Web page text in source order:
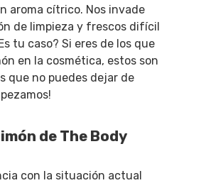
aroma cítrico. Nos invade
de limpieza y frescos difícil
tu caso? Si eres de los que
en la cosmética, estos son
que no puedes dejar de
de The Body
con la situación actual